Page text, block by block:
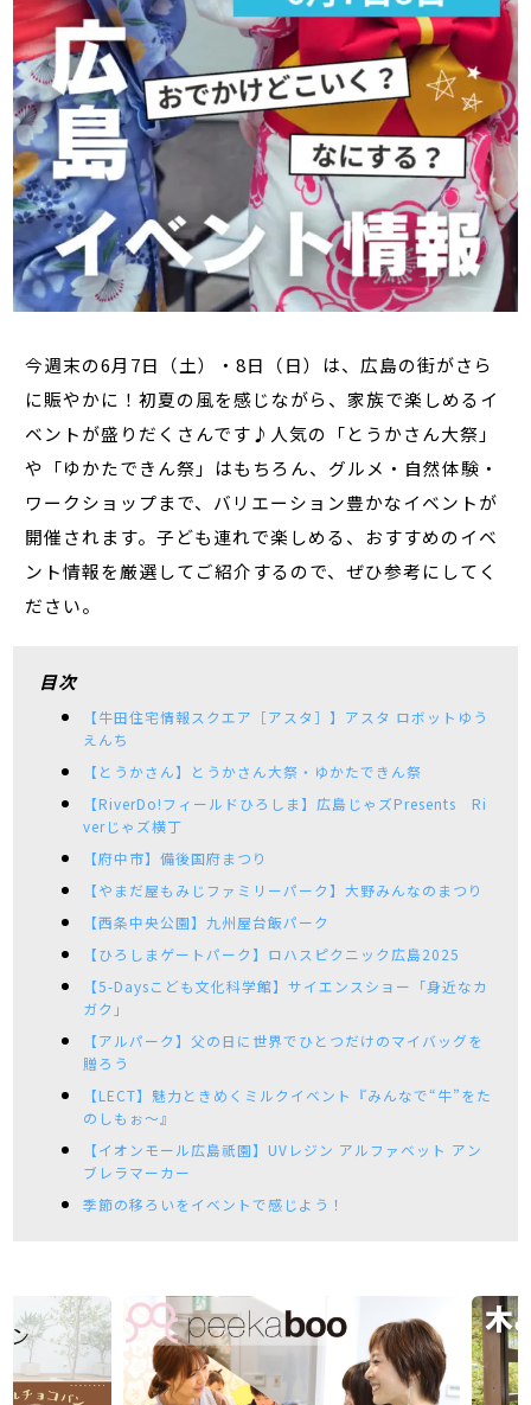
今週末の6月7日（土）・8日（日）は、広島の街がさら
に賑やかに！初夏の風を感じながら、家族で楽しめるイ
ベントが盛りだくさんです♪人気の「とうかさん大祭」
や「ゆかたできん祭」はもちろん、グルメ・自然体験・
ワークショップまで、バリエーション豊かなイベントが
開催されます。子ども連れで楽しめる、おすすめのイベ
ント情報を厳選してご紹介するので、ぜひ参考にしてく
ださい。
目次
【牛田住宅情報スクエア［アスタ］】アスタ ロボットゆう
えんち
【とうかさん】とうかさん大祭・ゆかたできん祭
【RiverDo!フィールドひろしま】広島じゃズPresents Ri
verじゃズ横丁
【府中市】備後国府まつり
【やまだ屋もみじファミリーパーク】大野みんなのまつり
【西条中央公園】九州屋台飯パーク
【ひろしまゲートパーク】ロハスピクニック広島2025
【5-Daysこども文化科学館】サイエンスショー「身近なカ
ガク」
【アルパーク】父の日に世界でひとつだけのマイバッグを
贈ろう
【LECT】魅力ときめくミルクイベント『みんなで“牛”をた
のしもぉ～』
【イオンモール広島祇園】UVレジン アルファベット アン
ブレラマーカー
季節の移ろいをイベントで感じよう！